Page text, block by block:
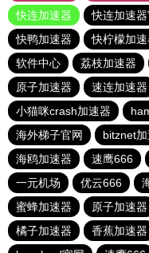
快连加速器
快连加速
快鸭加速器
快柠檬加速
软件中心
荔枝加速器
原子加速器
速连加速器
小猫咪crash加速器
海外梯子官网
bitznet
海鸥加速器
速鹰666
一元机场
优云666
蜜蜂加速器
原子加速器
橘子加速器
香蕉加速器